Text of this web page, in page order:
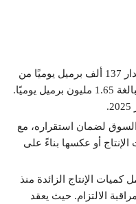
بينما قررت دول أوبك تعديل الإنتاج بمقدار 137 ألف برميل يوميًا من
إجمالي التعديلات التطوعية الإضافية البالغة 1.65 مليون برميل يوميًا.
لضمان استقراره، مع
الإنتاج أو عكسها بناءً على
الإنتاج الزائدة منذ
لمراقبة الالتزام. حيث يعقد